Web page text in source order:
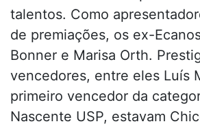
talentos. Como
de premiações, os ex-
Bonner e Marisa Orth.
vencedores, entre eles Luís
primeiro vencedor da
Nascente USP, estavam